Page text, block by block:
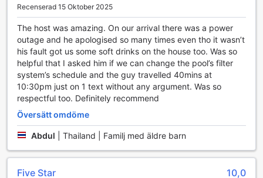
Recenserad 15 Oktober 2025
The host was amazing. On our arrival there was a power
outage and he apologised so many times even tho it wasn’t
his fault got us some soft drinks on the house too. Was so
helpful that I asked him if we can change the pool’s filter
system’s schedule and the guy travelled 40mins at
10:30pm just on 1 text without any argument. Was so
respectful too. Definitely recommend
Översätt omdöme
Abdul Thailand | Familj med äldre barn
Five Star 10,0